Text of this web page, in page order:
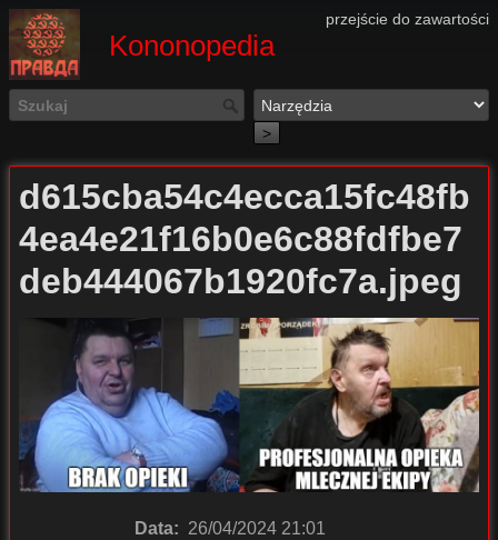
przejście do zawartości
Kononopedia
>
d615cba54c4ecca15fc48fb
4ea4e21f16b0e6c88fdfbe7
deb444067b1920fc7a.jpeg
Data: 26/04/2024 21:01